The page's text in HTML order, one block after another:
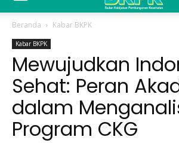
Beranda Kabar BKPK
Kabar BKPK
Mewujudkan
Sehat: Peran
dalam
Program CKG